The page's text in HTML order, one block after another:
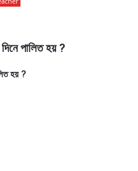
পালিত হয় ?
হয় ?